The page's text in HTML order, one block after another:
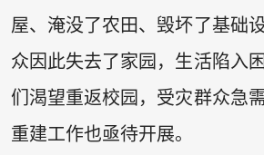
屋、淹没了农田、毁坏了基础
众因此失去了家园，生活陷入
们渴望重返校园，受灾群众急
重建工作也亟待开展。